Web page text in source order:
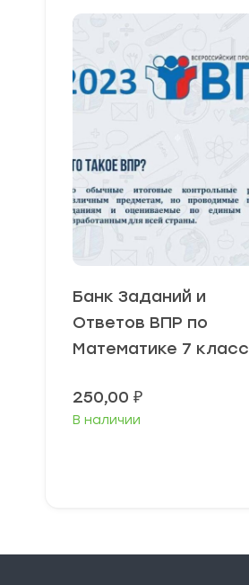
Банк Заданий и
Ответов ВПР по
Математике 7 класс
250,00 ₽
В наличии